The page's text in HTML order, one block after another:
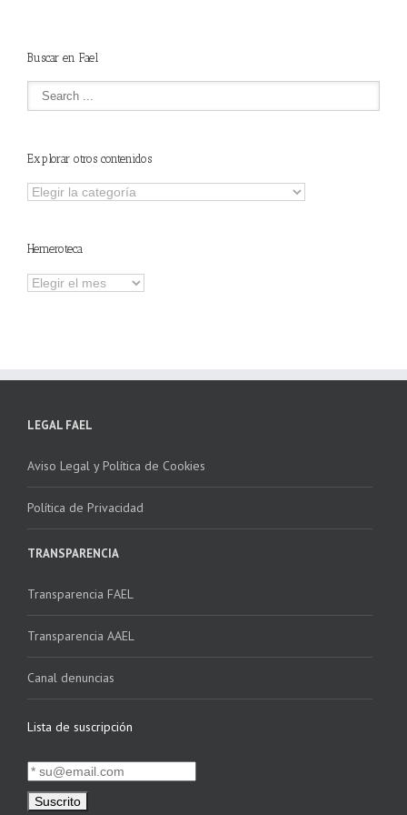
Buscar en Fael
Explorar otros contenidos
Explorar
Hemeroteca
Hemeroteca
LEGAL FAEL
Aviso Legal y Política de Cookies
Política de Privacidad
TRANSPARENCIA
Transparencia FAEL
Transparencia AAEL
Canal denuncias
Lista de suscripción